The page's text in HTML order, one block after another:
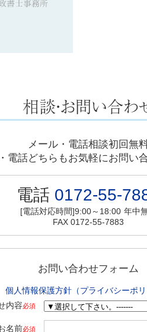
メール・電話相談初回無
電話どちらもお気軽にお問い
電話 0172-55-
[電話対応時間]9:00～18:00 年中
FAX 0172-55-7883
お問い合わせフォーム
個人情報保護方針（プライバシーポリ
内容必須
名前必須